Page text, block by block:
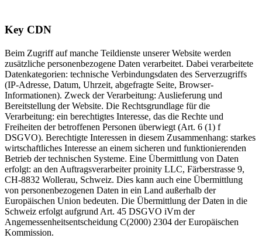
Key CDN
Beim Zugriff auf manche Teildienste unserer Website werden
zusätzliche personenbezogene Daten verarbeitet. Dabei verarbeitete
Datenkategorien: technische Verbindungsdaten des Serverzugriffs
(IP-Adresse, Datum, Uhrzeit, abgefragte Seite, Browser-
Informationen). Zweck der Verarbeitung: Auslieferung und
Bereitstellung der Website. Die Rechtsgrundlage für die
Verarbeitung: ein berechtigtes Interesse, das die Rechte und
Freiheiten der betroffenen Personen überwiegt (Art. 6 (1) f
DSGVO). Berechtigte Interessen in diesem Zusammenhang: starkes
wirtschaftliches Interesse an einem sicheren und funktionierenden
Betrieb der technischen Systeme. Eine Übermittlung von Daten
erfolgt: an den Auftragsverarbeiter proinity LLC, Färberstrasse 9,
CH-8832 Wollerau, Schweiz. Dies kann auch eine Übermittlung
von personenbezogenen Daten in ein Land außerhalb der
Europäischen Union bedeuten. Die Übermittlung der Daten in die
Schweiz erfolgt aufgrund Art. 45 DSGVO iVm der
Angemessenheitsentscheidung C(2000) 2304 der Europäischen
Kommission.